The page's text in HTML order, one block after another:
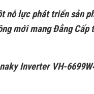
lực phát triển sản
mới mang Đẳng
Inverter VH-